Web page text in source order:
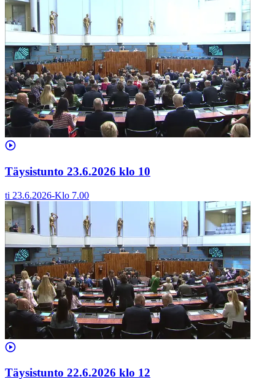
Täysistunto 23.6.2026 klo 10
ti 23.6.2026-Klo 7.00
Täysistunto 22.6.2026 klo 12